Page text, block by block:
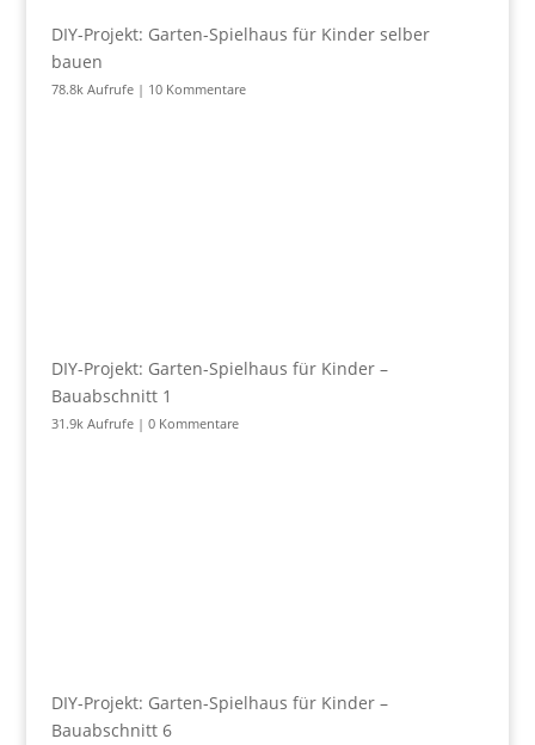
DIY-Projekt: Garten-Spielhaus für Kinder selber
bauen
78.8k Aufrufe| 10 Kommentare
DIY-Projekt: Garten-Spielhaus für Kinder –
Bauabschnitt 1
31.9k Aufrufe| 0 Kommentare
DIY-Projekt: Garten-Spielhaus für Kinder –
Bauabschnitt 6